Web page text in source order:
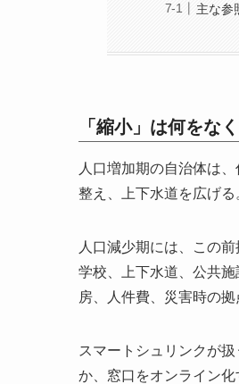
主な参
「縮小」は何をな
人口増加期の自治体は
整え、上下水道を広げ
人口減少期には、この
学校、上下水道、公共
房、人件費、災害時の拠
スマートシュリンクが
か、窓口をオンライン